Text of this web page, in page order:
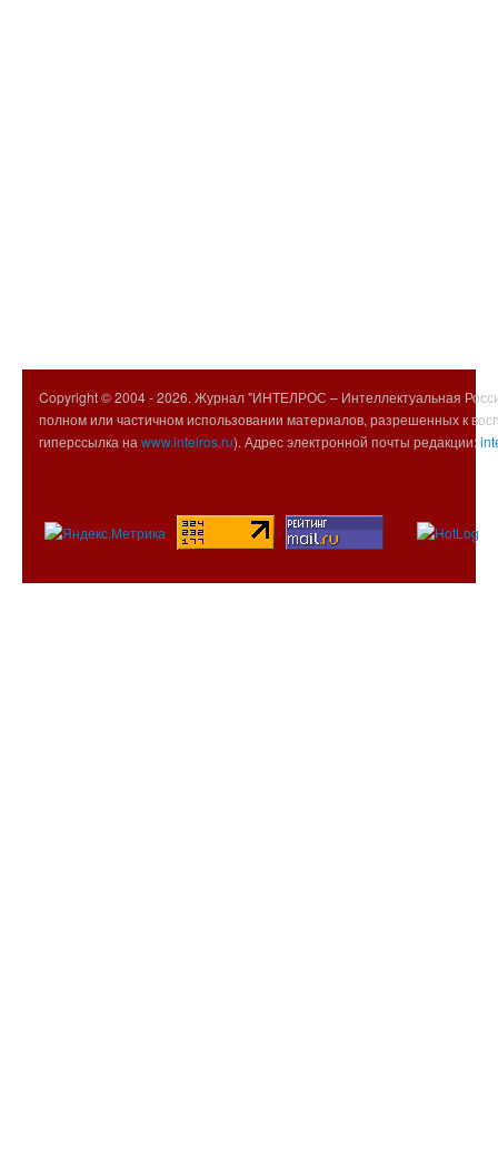
Copyright © 2004 -2026. Журнал "ИНТЕЛРОС – Интеллектуальная
полном или частичном использовании материалов, разрешенных к
гиперссылка на www.intelros.ru). Адрес электронной почты редакции: